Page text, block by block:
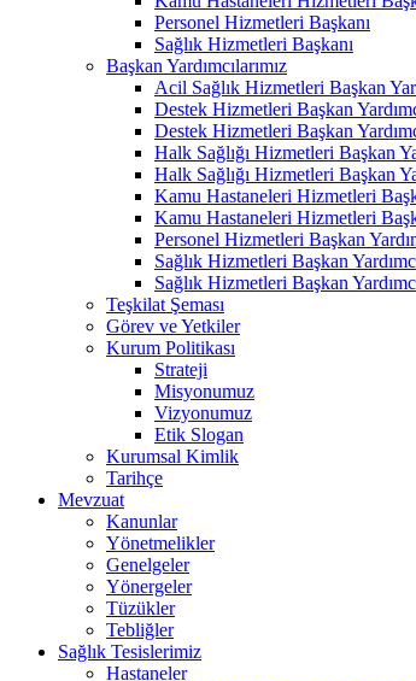
Personel Hizmetleri Başkanı
Sağlık Hizmetleri Başkanı
Başkan Yardımcılarımız
Acil Sağlık Hizmetleri Başkan
Destek Hizmetleri Başkan
Destek Hizmetleri Başkan
Halk Sağlığı Hizmetleri Başkan
Halk Sağlığı Hizmetleri Başkan
Kamu Hastaneleri Hizmetleri
Kamu Hastaneleri Hizmetleri
Personel Hizmetleri Başkan
Sağlık Hizmetleri Başkan
Sağlık Hizmetleri Başkan
Teşkilat Şeması
Görev ve Yetkiler
Kurum Politikası
Strateji
Misyonumuz
Vizyonumuz
Etik Slogan
Kurumsal Kimlik
Tarihçe
Mevzuat
Kanunlar
Yönetmelikler
Genelgeler
Yönergeler
Tüzükler
Tebliğler
Sağlık Tesislerimiz
Hastaneler